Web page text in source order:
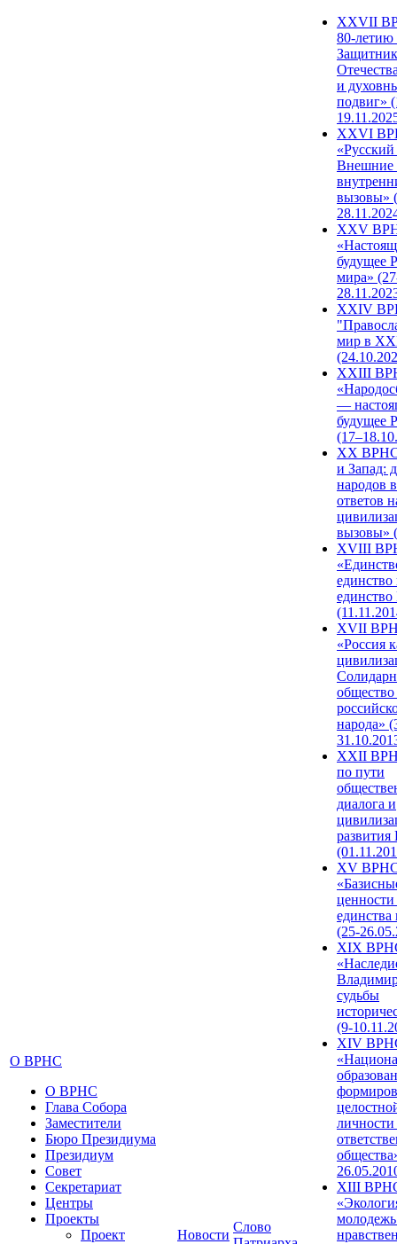
О ВРНС
О ВРНС
Глава Собора
Заместители
Бюро Президиума
Президиум
Совет
Секретариат
Центры
Проекты
Проект
Новости
Слово
ХХVII
80-
и
подвиг»
XXVI
Внешние
вызовы»
XXV
будущее
мира»
XXIV
мир в
XXIII
—
будущее
XX ВРНС
и Запад:
народов
ответов
вызовы»
XVIII
единство
единство
XVII
«Россия
народа»
XXII
по пути
диалога и
развития
XV
единства
(25-
XIX
судьбы
(9-
XIV
XIII